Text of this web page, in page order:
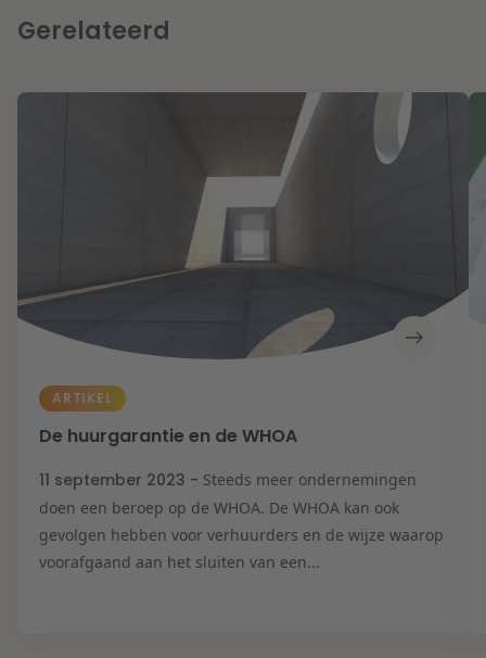
Gerelateerd
ARTIKEL
De huurgarantie en de WHOA
11 september 2023 - Steeds meer ondernemingen
doen een beroep op de WHOA. De WHOA kan ook
gevolgen hebben voor verhuurders en de wijze waarop
voorafgaand aan het sluiten van een...